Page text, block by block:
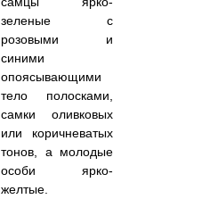
зеленые с
розовыми и
синими
опоясывающими
тело полосками,
самки оливковых
или коричневатых
тонов, а молодые
особи ярко-
желтые.